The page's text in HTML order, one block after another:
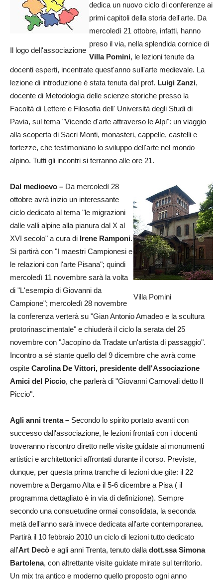
Il logo dell'associazione
dedica un nuovo ciclo di conferenze ai
primi capitoli della storia dell'arte. Da
mercoledì 21 ottobre, infatti, hanno
preso il via, nella splendida cornice di
Villa Pomini, le lezioni tenute da
docenti esperti, incentrate quest'anno sull'arte medievale. La
lezione di introduzione è stata tenuta dal prof. Luigi Zanzi,
docente di Metodologia delle scienze storiche presso la
Facoltà di Lettere e Filosofia dell' Università degli Studi di
Pavia, sul tema "Vicende d'arte attraverso le Alpi": un viaggio
alla scoperta di Sacri Monti, monasteri, cappelle, castelli e
fortezze, che testimoniano lo sviluppo dell'arte nel mondo
alpino. Tutti gli incontri si terranno alle ore 21.
Villa Pomini
Dal medioevo – Da mercoledì 28
ottobre avrà inizio un interessante
ciclo dedicato al tema "le migrazioni
dalle valli alpine alla pianura dal X al
XVI secolo" a cura di Irene Ramponi.
Si partirà con "I maestri Campionesi e
le relazioni con l'arte Pisana"; quindi
mercoledì 11 novembre sarà la volta
di "L'esempio di Giovanni da
Campione"; mercoledì 28 novembre
la conferenza verterà su "Gian Antonio Amadeo e la scultura
protorinascimentale" e chiuderà il ciclo la serata del 25
novembre con "Jacopino da Tradate un'artista di passaggio".
Incontro a sé stante quello del 9 dicembre che avrà come
ospite Carolina De Vittori, presidente dell'Associazione
Amici del Piccio, che parlerà di "Giovanni Carnovali detto Il
Piccio".
Agli anni trenta – Secondo lo spirito portato avanti con
successo dall'associazione, le lezioni frontali con i docenti
troveranno riscontro diretto nelle visite guidate ai monumenti
artistici e architettonici affrontati durante il corso. Previste,
dunque, per questa prima tranche di lezioni due gite: il 22
novembre a Bergamo Alta e il 5-6 dicembre a Pisa ( il
programma dettagliato è in via di definizione). Sempre
secondo una consuetudine ormai consolidata, la seconda
metà dell'anno sarà invece dedicata all'arte contemporanea.
Partirà il 10 febbraio 2010 un ciclo di lezioni tutto dedicato
all'Art Decò e agli anni Trenta, tenuto dalla dott.ssa Simona
Bartolena, con altrettante visite guidate mirate sul territorio.
Un mix tra antico e moderno quello proposto ogni anno